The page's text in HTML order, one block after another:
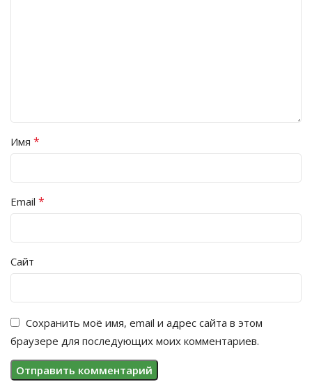
Имя *
Email *
Сайт
Сохранить моё имя, email и адрес сайта в этом
браузере для последующих моих комментариев.